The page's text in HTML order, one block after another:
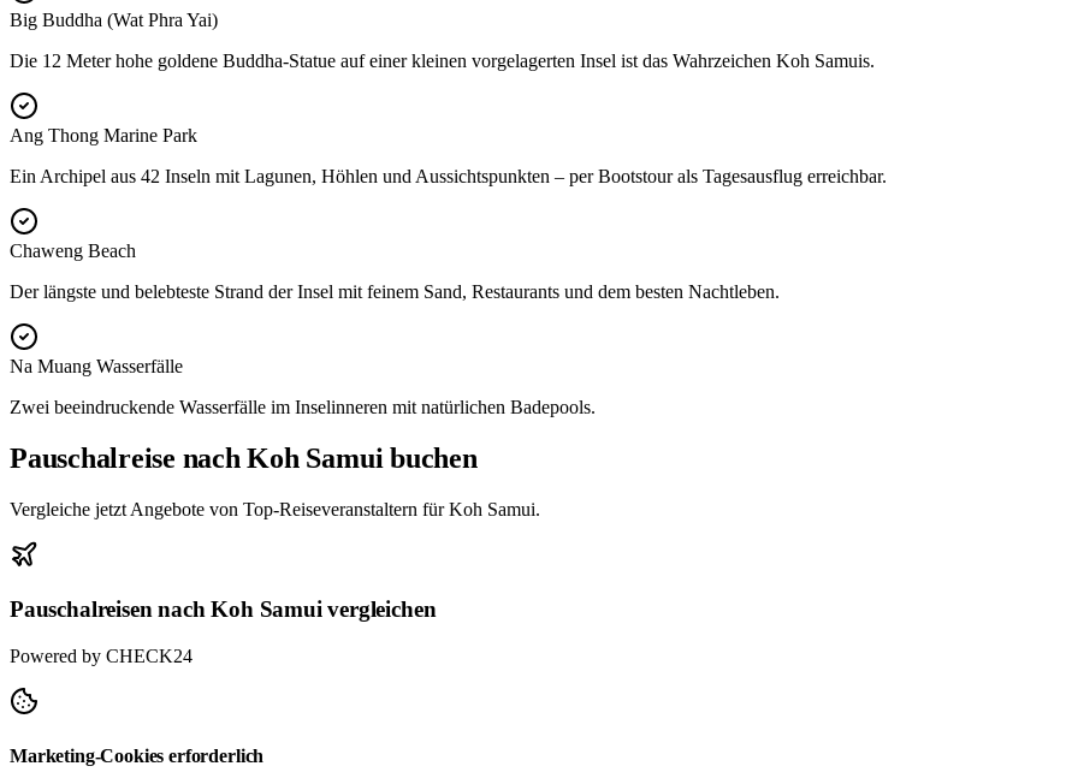
Big Buddha (Wat Phra Yai)
Die 12 Meter hohe goldene Buddha-Statue auf einer kleinen vorgelagerten Insel ist das Wahrzeichen Koh Samuis.
Ang Thong Marine Park
Ein Archipel aus 42 Inseln mit Lagunen, Höhlen und Aussichtspunkten – per Bootstour als Tagesausflug erreichbar.
Chaweng Beach
Der längste und belebteste Strand der Insel mit feinem Sand, Restaurants und dem besten Nachtleben.
Na Muang Wasserfälle
Zwei beeindruckende Wasserfälle im Inselinneren mit natürlichen Badepools.
Pauschalreise nach Koh Samui buchen
Vergleiche jetzt Angebote von Top-Reiseveranstaltern für Koh Samui.
Pauschalreisen nach Koh Samui vergleichen
Powered by CHECK24
Marketing-Cookies erforderlich